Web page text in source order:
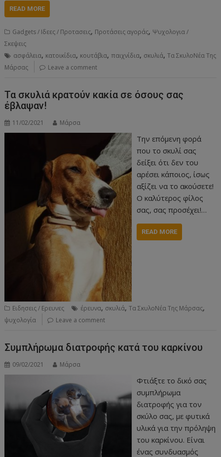
READ MORE
Gadgets / Ιδεες / Προτασεις, Προτάσεις αγοράς, Ψυχολογια /
Σκεψεις
ασφάλεια, κατοικίδια, κουτάβια, παιχνίδια, σκυλιά,Τα ΣκυλοΝέα Της
Μάρσας
Leave a comment
Τα σκυλιά κρατούν κακία σε όσους σας
έβλαψαν!
11/02/2021 Μάρσα
Tην επόμενη φορά
που το σκυλί σας
δείξει ότι δεν του
αρέσει κάποιος, ίσως
αξίζει να το ακούσετε!
Ο καλύτερος φίλος
σας, σας προσέχει!…
READ MORE
Ειδησεις / Ερευνες έρευνα, σκυλιά,Τα ΣκυλοΝέα Της Μάρσας,
ψυχολογία Leave a comment
Συμπλήρωμα διατροφής κατά του καρκίνου
09/02/2021 Μάρσα
Φτιάξτε το δικό σας
συμπλήρωμα
διατροφής για τον
σκύλο σας, με φυτικά
υλικά για την πρόληψη
του καρκίνου. Είναι
ένας συνδυασμός